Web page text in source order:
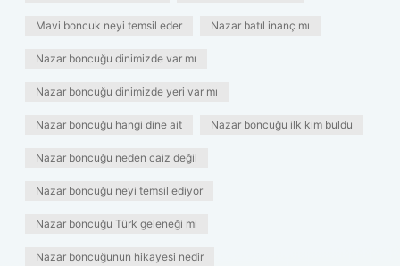
Mavi boncuk neyi temsil eder Nazar batıl inanç mı
Nazar boncuğu dinimizde var mı
Nazar boncuğu dinimizde yeri var mı
Nazar boncuğu hangi dine ait Nazar boncuğu ilk kim buldu
Nazar boncuğu neden caiz değil
Nazar boncuğu neyi temsil ediyor
Nazar boncuğu Türk geleneği mi
Nazar boncuğunun hikayesi nedir